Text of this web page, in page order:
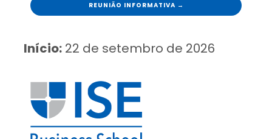
REUNIÃO INFORMATIVA →
Início: 22 de setembro de 2026